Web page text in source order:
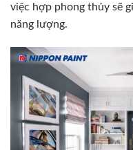
việc hợp phong thủy sẽ
năng lượng.